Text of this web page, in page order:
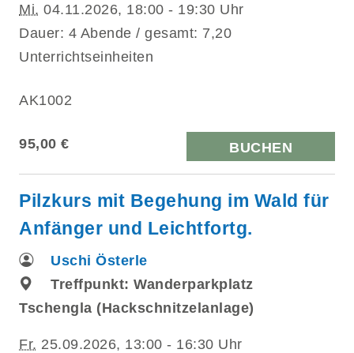
Mi. 04.11.2026, 18:00 - 19:30 Uhr
Dauer: 4 Abende / gesamt: 7,20
Unterrichtseinheiten
AK1002
95,00 € BUCHEN
Pilzkurs mit Begehung im Wald für
Anfänger und Leichtfortg.
Uschi Österle
Treffpunkt: Wanderparkplatz
Tschengla (Hackschnitzelanlage)
Fr. 25.09.2026, 13:00 - 16:30 Uhr